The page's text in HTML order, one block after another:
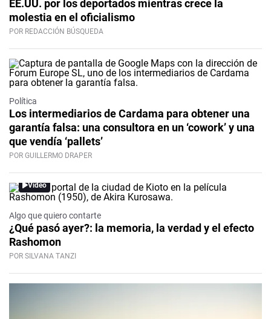
EE.UU. por los deportados mientras crece la
molestia en el oficialismo
POR REDACCIÓN BÚSQUEDA
Política
Los intermediarios de Cardama para obtener una
garantía falsa: una consultora en un ‘cowork’ y una
que vendía ‘pallets’
POR GUILLERMO DRAPER
Video
Algo que quiero contarte
¿Qué pasó ayer?: la memoria, la verdad y el efecto
Rashomon
POR SILVANA TANZI